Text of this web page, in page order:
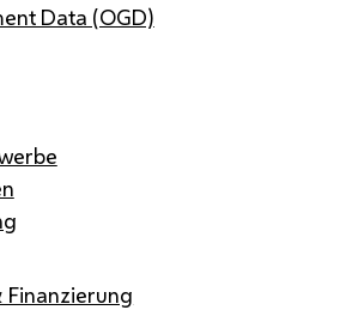
Data (OGD)
Finanzierung